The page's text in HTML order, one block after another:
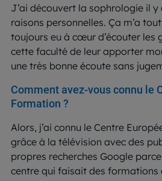
J’ai découvert la sophrologie il y
raisons personnelles. Ça m’a
toujours eu à cœur d’écouter les
cette faculté de leur apporter
une très bonne écoute sans
Comment avez-vous connu le
Formation ?
Alors, j’ai connu le Centre
grâce à la télévision avec des
propres recherches Google
centre qui faisait des formations